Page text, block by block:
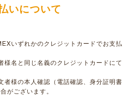
いについて
いずれかのクレジットカードでお支払
様名と同じ名義のクレジットカードにて
者様の本人確認（電話確認、身分証明書
がございます。